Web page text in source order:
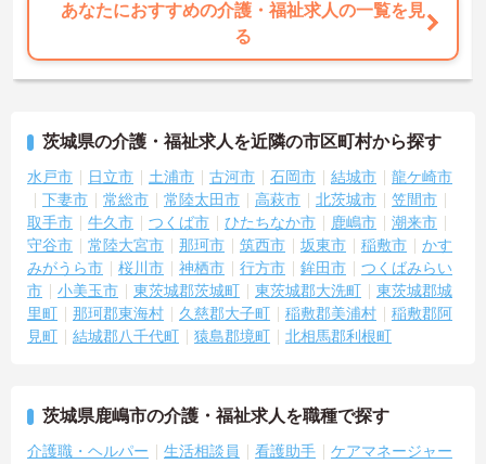
あなたにおすすめの介護・福祉求人の一覧を見
る
茨城県の介護・福祉求人を近隣の市区町村から探す
水戸市 日立市 土浦市 古河市 石岡市 結城市
龍ケ崎市
下妻市
常総市 常陸太田市 高萩市 北茨城市
笠間市
取手市
牛久市 つくば市 ひたちなか市 鹿嶋市
潮来市
守谷市
常陸大宮市 那珂市 筑西市 坂東市 稲敷市
かす
みがうら市
桜川市 神栖市 行方市 鉾田市
つくばみらい
市
小美玉市 東茨城郡茨城町 東茨城郡大洗町
東茨城郡城
里町
那珂郡東海村 久慈郡大子町 稲敷郡美浦村
稲敷郡阿
見町
結城郡八千代町 猿島郡境町 北相馬郡利根町
茨城県鹿嶋市の介護・福祉求人を職種で探す
介護職・ヘルパー 生活相談員 看護助手
ケアマネージャー